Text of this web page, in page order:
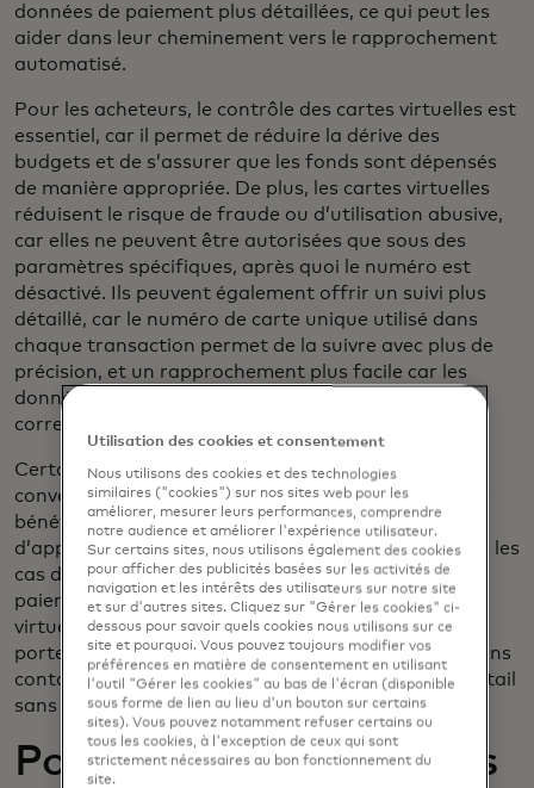
données de paiement plus détaillées, ce qui peut les
aider dans leur cheminement vers le rapprochement
automatisé.
Pour les acheteurs, le contrôle des cartes virtuelles est
essentiel, car il permet de réduire la dérive des
budgets et de s’assurer que les fonds sont dépensés
de manière appropriée. De plus, les cartes virtuelles
réduisent le risque de fraude ou d’utilisation abusive,
car elles ne peuvent être autorisées que sous des
paramètres spécifiques, après quoi le numéro est
désactivé. Ils peuvent également offrir un suivi plus
détaillé, car le numéro de carte unique utilisé dans
chaque transaction permet de la suivre avec plus de
précision, et un rapprochement plus facile car les
données supplémentaires permettent une
correspondance de paiement individuelle.
Certaines cartes virtuelles peuvent également
convertir des devises en temps réel, ce qui peut être
bénéfique pour les entreprises ayant des chaînes
d’approvisionnement internationales. Pour étendre les
cas d’utilisation des cartes virtuelles au-delà des
paiements en ligne et par téléphone, les cartes
virtuelles mobiles – où la carte est stockée dans un
portefeuille mobile et utilisée pour les paiements sans
contact – apportent la facilité des paiements de détail
sans contact aux transactions d’entreprise.
Pourquoi les entreprises
Utilisation des cookies et consentement
Nous utilisons des cookies et des technologies
similaires ("cookies") sur nos sites web pour les
améliorer, mesurer leurs performances, comprendre
notre audience et améliorer l'expérience utilisateur.
Sur certains sites, nous utilisons également des cookies
pour afficher des publicités basées sur les activités de
navigation et les intérêts des utilisateurs sur notre site
et sur d'autres sites. Cliquez sur "Gérer les cookies" ci-
dessous pour savoir quels cookies nous utilisons sur ce
site et pourquoi. Vous pouvez toujours modifier vos
préférences en matière de consentement en utilisant
l'outil "Gérer les cookies" au bas de l'écran (disponible
sous forme de lien au lieu d'un bouton sur certains
sites). Vous pouvez notamment refuser certains ou
tous les cookies, à l'exception de ceux qui sont
strictement nécessaires au bon fonctionnement du
site.